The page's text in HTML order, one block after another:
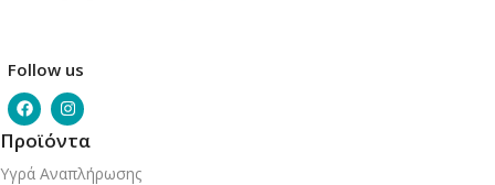
Follow us
Προϊόντα
Υγρά Αναπλήρωσης